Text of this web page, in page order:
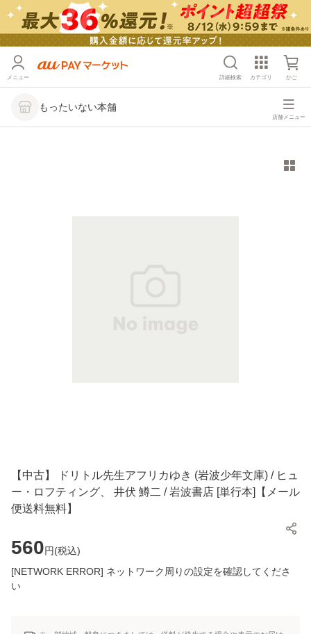
メニュー 詳細検索 カテゴリ かご
もったいない本舗
店舗メニュー
【中古】 ドリトル先生アフリカゆき (岩波少年文庫) / ヒュ
ー・ロフティング、 井伏 鱒二 / 岩波書店 [単行本]【メール
便送料無料】
560円(税込)
[NETWORK ERROR] ネットワーク周りの設定を確認してくださ
い